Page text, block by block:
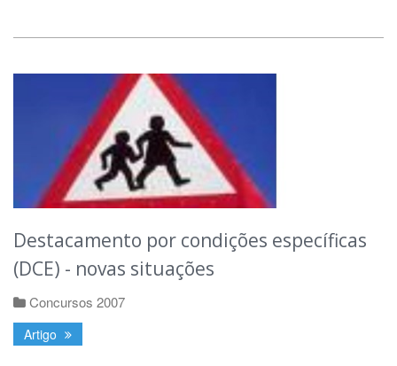
Destacamento por condições específicas
(DCE) - novas situações
Concursos 2007
Artigo